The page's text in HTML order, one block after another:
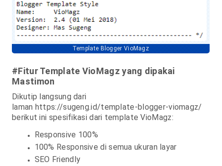
Template Blogger VioMagz
#Fitur Template VioMagz yang dipakai
Mastimon
Dikutip langsung dari
laman https://sugeng.id/template-blogger-viomagz/
berikut ini spesifikasi dari template VioMagz:
Responsive 100%
100% Responsive di semua ukuran layar
SEO Friendly